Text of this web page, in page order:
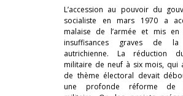
L’accession au pouvoir du
socialiste en mars 1970 a
malaise de l’armée et mis
insuffisances graves de la
autrichienne. La réduction
militaire de neuf à six mois, qui
de thème électoral devait
une profonde réforme de